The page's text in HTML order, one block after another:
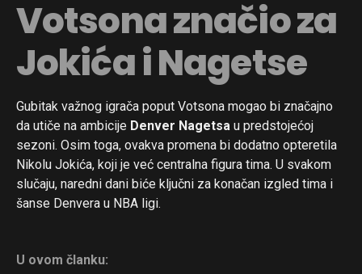
Votsona značio za
Jokića i Nagetse
Gubitak važnog igrača poput Votsona mogao bi značajno
da utiče na ambicije Denver Nagetsa u predstojećoj
sezoni. Osim toga, ovakva promena bi dodatno opteretila
Nikolu Jokića, koji je već centralna figura tima. U svakom
slučaju, naredni dani biće ključni za konačan izgled tima i
šanse Denvera u NBA ligi.
U ovom članku: